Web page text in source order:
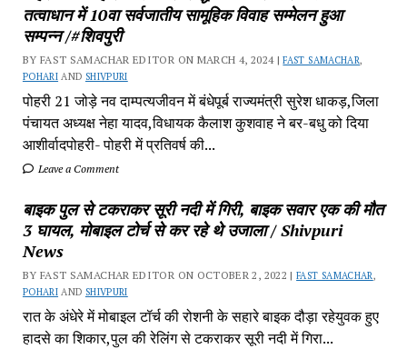
तत्वाधान में 10वा सर्वजातीय सामूहिक विवाह सम्मेलन हुआ
सम्पन्न /#शिवपुरी
BY FAST SAMACHAR EDITOR ON MARCH 4, 2024 |FAST SAMACHAR,
POHARI AND SHIVPURI
पोहरी 21 जोड़े नव दाम्पत्यजीवन में बंधेपूर्ब राज्यमंत्री सुरेश धाकड़,जिला
पंचायत अध्यक्ष नेहा यादव,विधायक कैलाश कुशवाह ने बर-बधु को दिया
आशीर्वादपोहरी- पोहरी में प्रतिवर्ष की...
Leave a Comment
बाइक पुल से टकराकर सूरी नदी में गिरी, बाइक सवार एक की मौत
3 घायल, मोबाइल टोर्च से कर रहे थे उजाला / Shivpuri
News
BY FAST SAMACHAR EDITOR ON OCTOBER 2, 2022 |FAST SAMACHAR ,
POHARI AND SHIVPURI
रात के अंधेरे में मोबाइल टॉर्च की रोशनी के सहारे बाइक दौड़ा रहेयुवक हुए
हादसे का शिकार,पुल की रेलिंग से टकराकर सूरी नदी में गिरा...